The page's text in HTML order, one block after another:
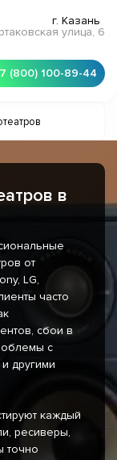
г. Казань
улица, 6
(800) 100-89-44
в
от
LG,
часто
сбои в
с
другими
каждый
ресиверы,
точно